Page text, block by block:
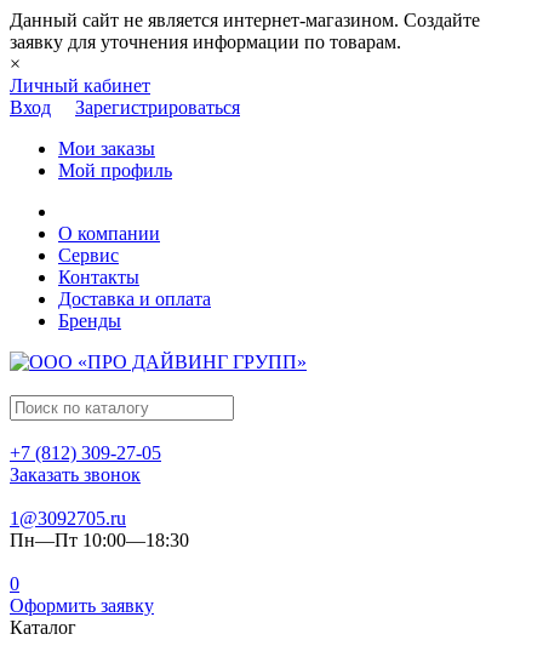
Данный сайт не является интернет-магазином. Создайте
заявку для уточнения информации по товарам.
×
Личный кабинет
Вход
Зарегистрироваться
Мои заказы
Мой профиль
О компании
Сервис
Контакты
Доставка и оплата
Бренды
+7 (812) 309-27-05
Заказать звонок
1@3092705.ru
Пн—Пт 10:00—18:30
0
Оформить заявку
Каталог